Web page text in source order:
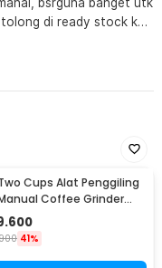
di ready stock kan
biar saya bisa beli lg
Cups Alat Penggiling
Coffee Grinder
- WFCG9800
41%